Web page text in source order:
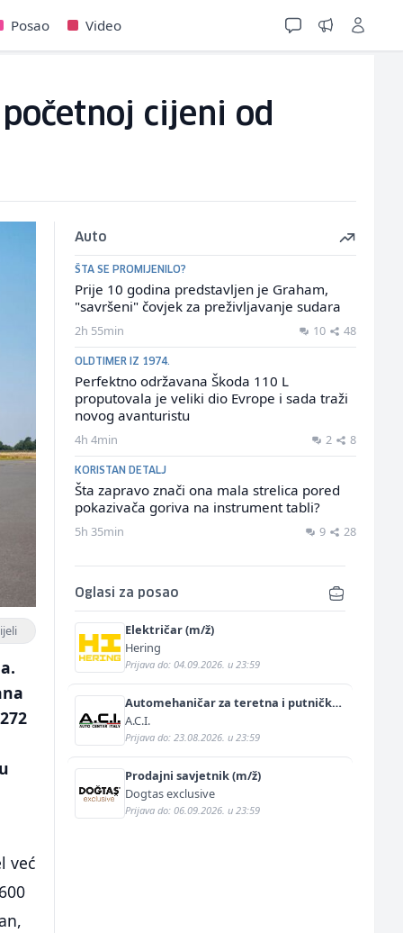
Posao Video
cijeni od
već
Auto
ŠTA SE PROMIJENILO?
Prije 10 godina predstavljen je Graham,
"savršeni" čovjek za preživljavanje sudara
2h 55min 10 48
OLDTIMER IZ 1974.
Perfektno održavana Škoda 110 L
proputovala je veliki dio Evrope i sada traži
novog avanturistu
4h 4min 2 8
KORISTAN DETALJ
Šta zapravo znači ona mala strelica pored
pokazivača goriva na instrument tabli?
5h 35min 9 28
Oglasi za posao
Električar (m/ž)
Hering
Prijava do: 04.09.2026. u 23:59
Automehaničar za teretna i putnička
vozila (m/ž)
A.C.I.
Prijava do: 23.08.2026. u 23:59
Prodajni savjetnik (m/ž)
Dogtas exclusive
Prijava do: 06.09.2026. u 23:59